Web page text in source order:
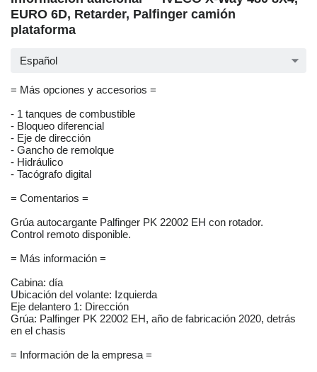
EURO 6D, Retarder, Palfinger camión
plataforma
Español
= Más opciones y accesorios =
- 1 tanques de combustible
- Bloqueo diferencial
- Eje de dirección
- Gancho de remolque
- Hidráulico
- Tacógrafo digital
= Comentarios =
Grúa autocargante Palfinger PK 22002 EH con rotador.
Control remoto disponible.
= Más información =
Cabina: día
Ubicación del volante: Izquierda
Eje delantero 1: Dirección
Grúa: Palfinger PK 22002 EH, año de fabricación 2020, detrás
en el chasis
= Información de la empresa =